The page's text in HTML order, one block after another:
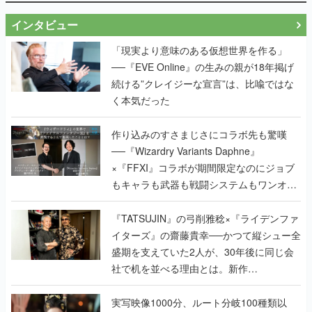
インタビュー
「現実より意味のある仮想世界を作る」
──『EVE Online』の生みの親が18年掲げ
続ける”クレイジーな宣言”は、比喩ではな
く本気だった
作り込みのすさまじさにコラボ先も驚嘆
──『Wizardry Variants Daphne』
×『FFXI』コラボが期間限定なのにジョブ
もキャラも武器も戦闘システムもワンオフ
で作り込まれた理由を両ディレクターに聞
く
『TATSUJIN』の弓削雅稔×『ライデンファ
イターズ』の齋藤貴幸──かつて縦シュー全
盛期を支えていた2人が、30年後に同じ会
社で机を並べる理由とは。新作
『TATSUJIN EXTREME』で初タッグを組
んだレジェンド2人に訊く開発秘話
実写映像1000分、ルート分岐100種類以